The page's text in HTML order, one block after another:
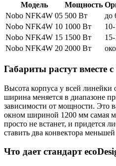
Модель Мощность
Nobo NFK4W 05 500 Вт
до
Nobo NFK4W 10 1000 Вт
Nobo NFK4W 15 1500 Вт
Nobo NFK4W 20 2000 Вт
Габариты растут вместе
Высота корпуса у всей линейки
ширина меняется в диапазоне
зависимости от мощности. Это
окном шириной 1200 мм самая
просто не встанет, и придется
ставить два конвектора
Что дает стандарт